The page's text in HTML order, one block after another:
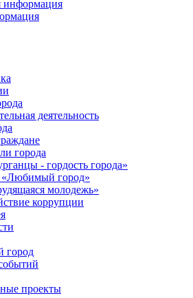
информация
деятельность
города
- гордость города»
город»
молодежь»
коррупции
город
проекты